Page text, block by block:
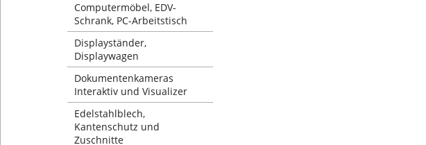
Computermöbel, EDV-
Schrank, PC-Arbeitstisch
Displayständer,
Displaywagen
Dokumentenkameras
Interaktiv und Visualizer
Edelstahlblech,
Kantenschutz und
Zuschnitte